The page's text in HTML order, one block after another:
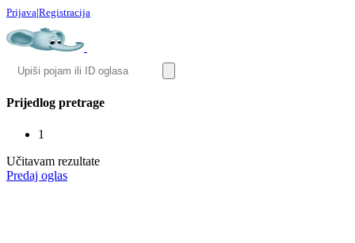
Prijava|Registracija
Prijedlog pretrage
1
Učitavam rezultate
Predaj oglas